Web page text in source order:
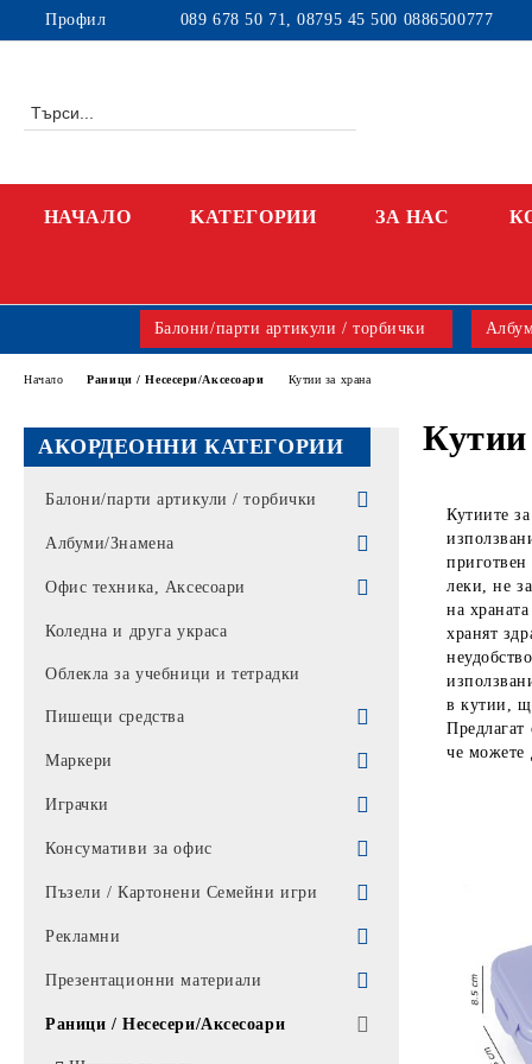
Профил 089 678 50 71, 08795 45 500 0886500777
НАЧАЛО KАТЕГОРИИ ЗА НАС
Балони/парти артикули / торбички
АКОРДЕОННИ КАТЕГОРИИ
Балони/парти артикули / торбички
Парти артикули
Балони
Торбички
Албуми/Знамена
Знамена
Албуми
Офис техника, Аксесоари
Батерии / Слушалки / Мишки /
Коледна и друга украса
Облекла за учебници и тетрадки
Пишещи средства
Химикали
UNIVERSAL
АЙХАО
Комплекти химикали
MIX
КЛАРО
BIC
Автоматични моливи
Моливи
Пълнители
Писалки
Рапидографи
Туш
Тънкописци
Маркери
Перманентни маркери
Лакови маркер
Маркери за бяла дъска
Маркер за СД
Текстмаркери
Играчки
филмови герои
Комплекти
Движещи с батерии
Детски
Кукли детски
Консумативи за офис
Кутии за дискове
Почистващи препарати за офис
Пъзели / Картонени Семейни игри
Пъзели
Картонени Семейни игри
Рекламни
Визитници рекламни
Шапки
Презентационни материали
Баджове
Раници / Несесери/Аксесоари
Начало Раници / Несесери/Аксесоари Кутии за храна
Кутии
Кутиите
леки, не
на
хранят
в кутии,
че можете